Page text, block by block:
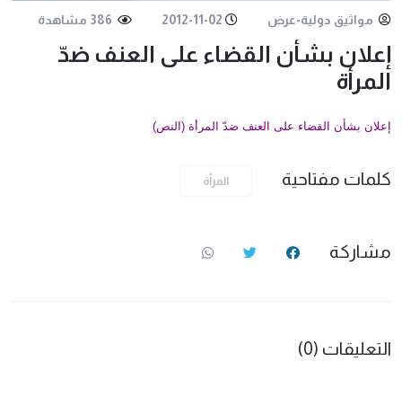
مواثيق دولية-عرض 2012-11-02
إعلان بشأن القضاء على العنف ضدّ
المرأة
إعلان بشأن القضاء على العنف ضدّ المرأة (النص)
كلمات مفتاحية المرأة
مشاركة
التعليقات (0)